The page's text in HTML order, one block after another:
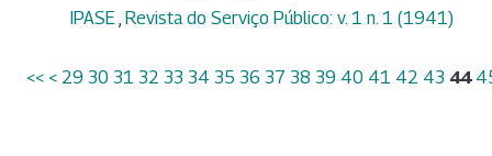
IPASE , Revista do Serviço Público: v. 1 n. 1 (1941)
<< < 29 30 31 32 33 34 35 36 37 38 39 40 41 42 43 44